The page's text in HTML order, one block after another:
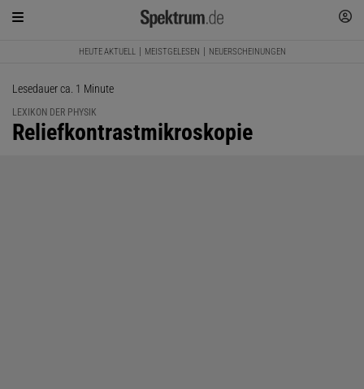
HEUTE AKTUELL MEISTGELESEN NEUERSCHEINUNGEN
Lesedauer ca. 1 Minute
LEXIKON DER PHYSIK
:
Reliefkontrastmikroskopie